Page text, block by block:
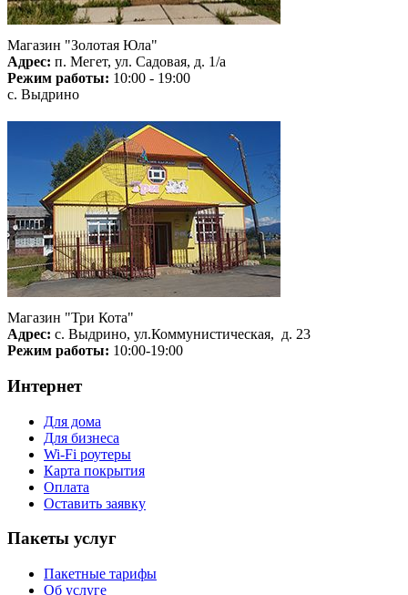
Магазин "Золотая Юла"
Адрес: п. Мегет, ул. Садовая, д. 1/а
Режим работы: 10:00 - 19:00
с. Выдрино
Магазин "Три Кота"
Адрес: с. Выдрино, ул.Коммунистическая, д. 23
Режим работы: 10:00-19:00
Интернет
Для дома
Для бизнеса
Wi-Fi роутеры
Карта покрытия
Оплата
Оставить заявку
Пакеты услуг
Пакетные тарифы
Об услуге